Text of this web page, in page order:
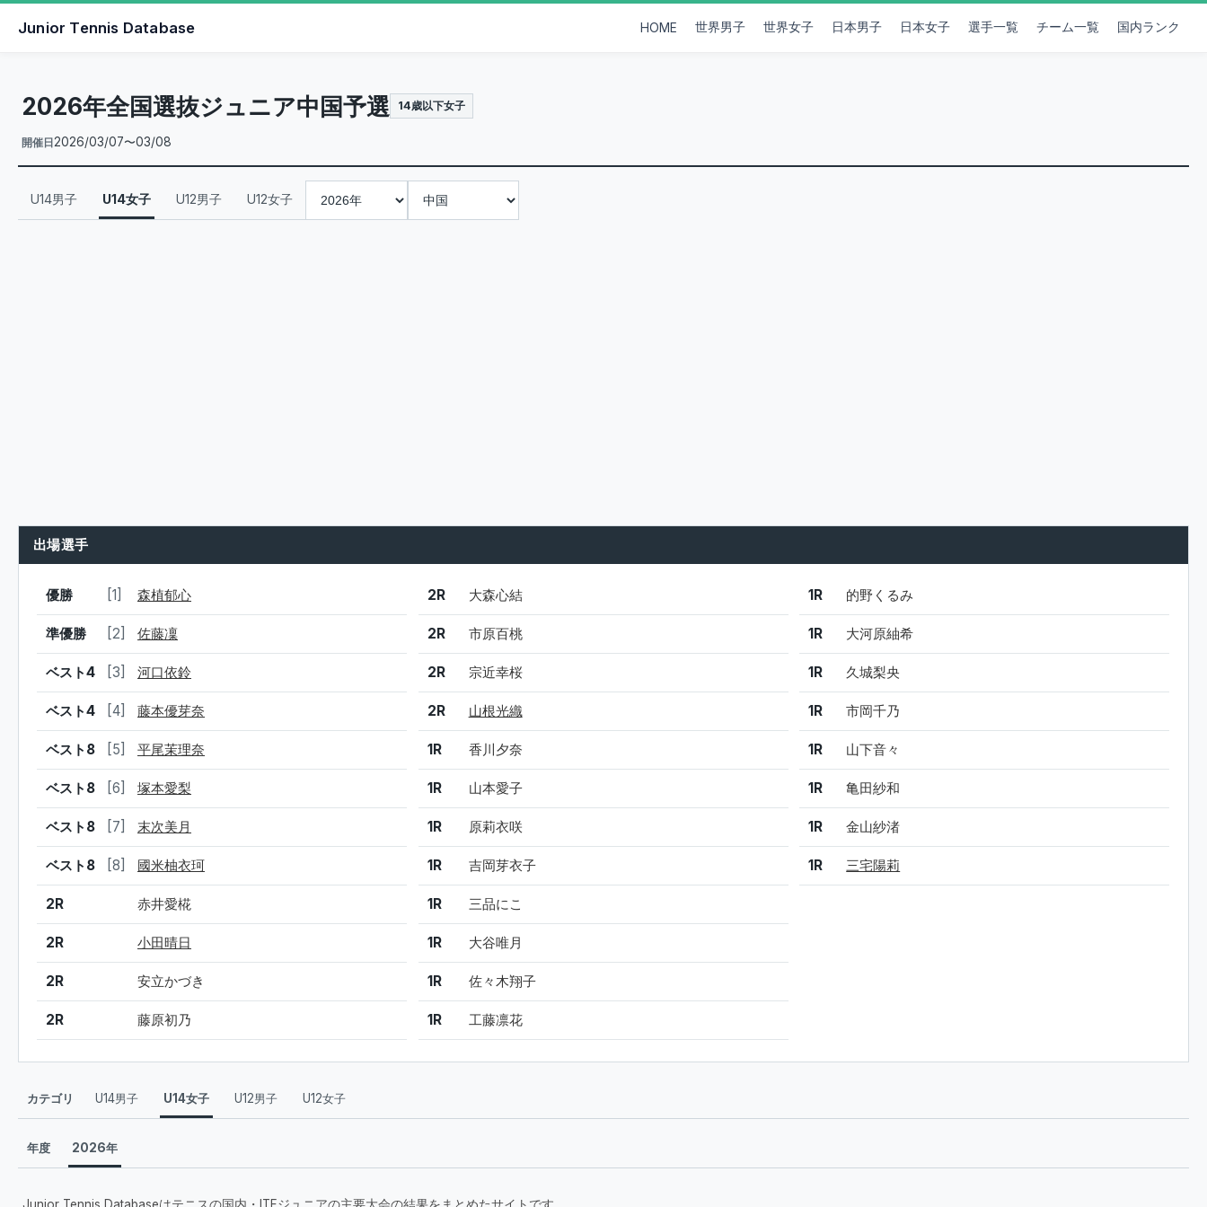
Junior Tennis Database HOME 世界男子 世界女子 日本男子 日本女子 選手一覧 チーム一覧 国内ランク
2026年全国選抜ジュニア中国予選 14歳以下女子
開催日 2026/03/07〜03/08
U14男子 U14女子 U12男子 U12女子
出場選手
結果 シード 選手名
優勝 [1] 森植郁心
準優勝 [2] 佐藤凜
ベスト4 [3] 河口依鈴
ベスト4 [4] 藤本優芽奈
ベスト8 [5] 平尾茉理奈
ベスト8 [6] 塚本愛梨
ベスト8 [7] 末次美月
ベスト8 [8] 國米柚衣珂
2R 赤井愛椛
2R 小田晴日
2R 安立かづき
2R 藤原初乃
結果 シード 選手名
2R 大森心結
2R 市原百桃
2R 宗近幸桜
2R 山根光織
1R 香川夕奈
1R 山本愛子
1R 原莉衣咲
1R 吉岡芽衣子
1R 三品にこ
1R 大谷唯月
1R 佐々木翔子
1R 工藤凛花
結果 シード 選手名
1R 的野くるみ
1R 大河原紬希
1R 久城梨央
1R 市岡千乃
1R 山下音々
1R 亀田紗和
1R 金山紗渚
1R 三宅陽莉
カテゴリ U14男子 U14女子 U12男子 U12女子
年度 2026年